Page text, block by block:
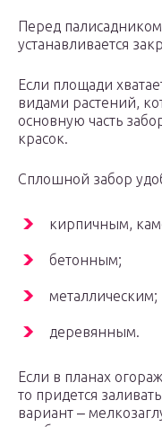
Перед
устанавливается
Если площади
видами растений,
основную часть
красок.
Сплошной забор
кирпичным,
бетонным;
металлическим;
деревянным.
Если в планах
то придется
вариант ‒